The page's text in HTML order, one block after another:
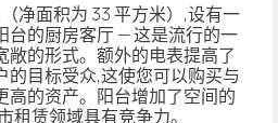
净面积为 33 平方米）,设有一
台的厨房客厅 — 这是流行的一
敞的形式。额外的电表提高了
的目标受众,这使您可以购买与
高的资产。阳台增加了空间的
租赁领域具有竞争力。